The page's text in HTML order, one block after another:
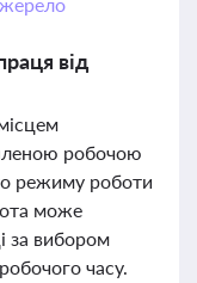
від
робочою
режиму роботи
може
за вибором
часу.